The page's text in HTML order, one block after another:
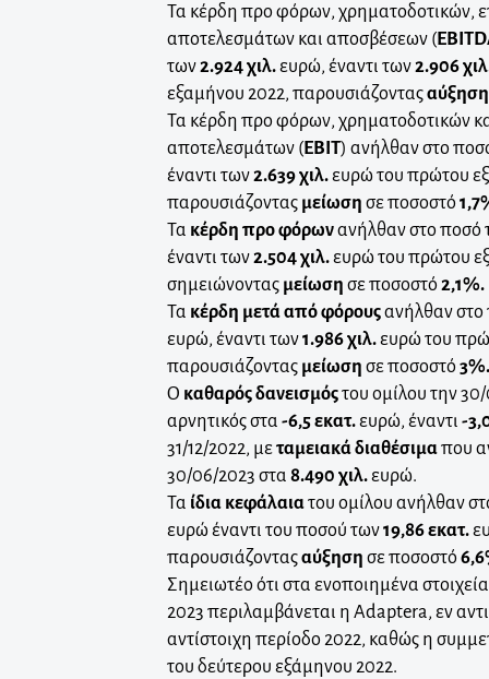
Τα κέρδη προ φόρων, χρηματοδοτικών,
αποτελεσμάτων και αποσβέσεων (
των2.924 χιλ.ευρώ, έναντι των2.906
εξαμήνου 2022, παρουσιάζονταςαύξηση
Τα κέρδη προ φόρων, χρηματοδοτικών
αποτελεσμάτων (EBIT) ανήλθαν στο
έναντι των2.639 χιλ.ευρώ του πρώτου
παρουσιάζοντας μείωση σε ποσοστό
Τα κέρδη προ φόρωνανήλθαν στο ποσό
έναντι των2.504 χιλ.ευρώ του πρώτου
σημειώνοντας μείωση σε ποσοστό2,1%.
Τα κέρδη μετά από φόρουςανήλθαν
ευρώ, έναντι των1.986 χιλ.ευρώ του
παρουσιάζοντας μείωση σε ποσοστό
Ο καθαρός δανεισμόςτου ομίλου την
αρνητικός στα-6,5 εκατ.ευρώ, έναντι-
31/12/2022, μεταμειακά διαθέσιμαπου
30/06/2023 στα8.490 χιλ.ευρώ.
Τα ίδια κεφάλαιατου ομίλου ανήλθαν
ευρώ έναντι του ποσού των19,86 εκατ.
παρουσιάζονταςαύξηση σε ποσοστό
Σημειωτέο ότι στα ενοποιημένα
2023 περιλαμβάνεται η Adaptera, εν
αντίστοιχη περίοδο 2022, καθώς η
του δεύτερου εξάμηνου 2022.